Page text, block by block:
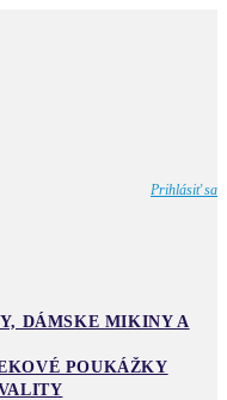
Prihlásiť sa
DÁMSKE MIKINY A
POUKÁŽKY